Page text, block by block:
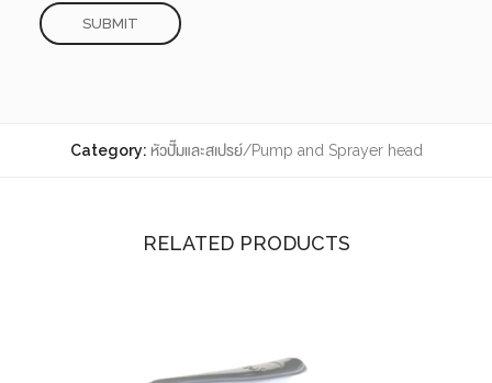
Category: หัวปั๊มและสเปรย์/Pump and Sprayer head
RELATED PRODUCTS